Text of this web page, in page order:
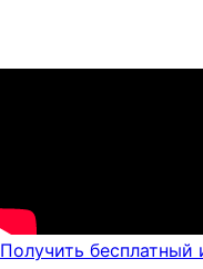
Получить